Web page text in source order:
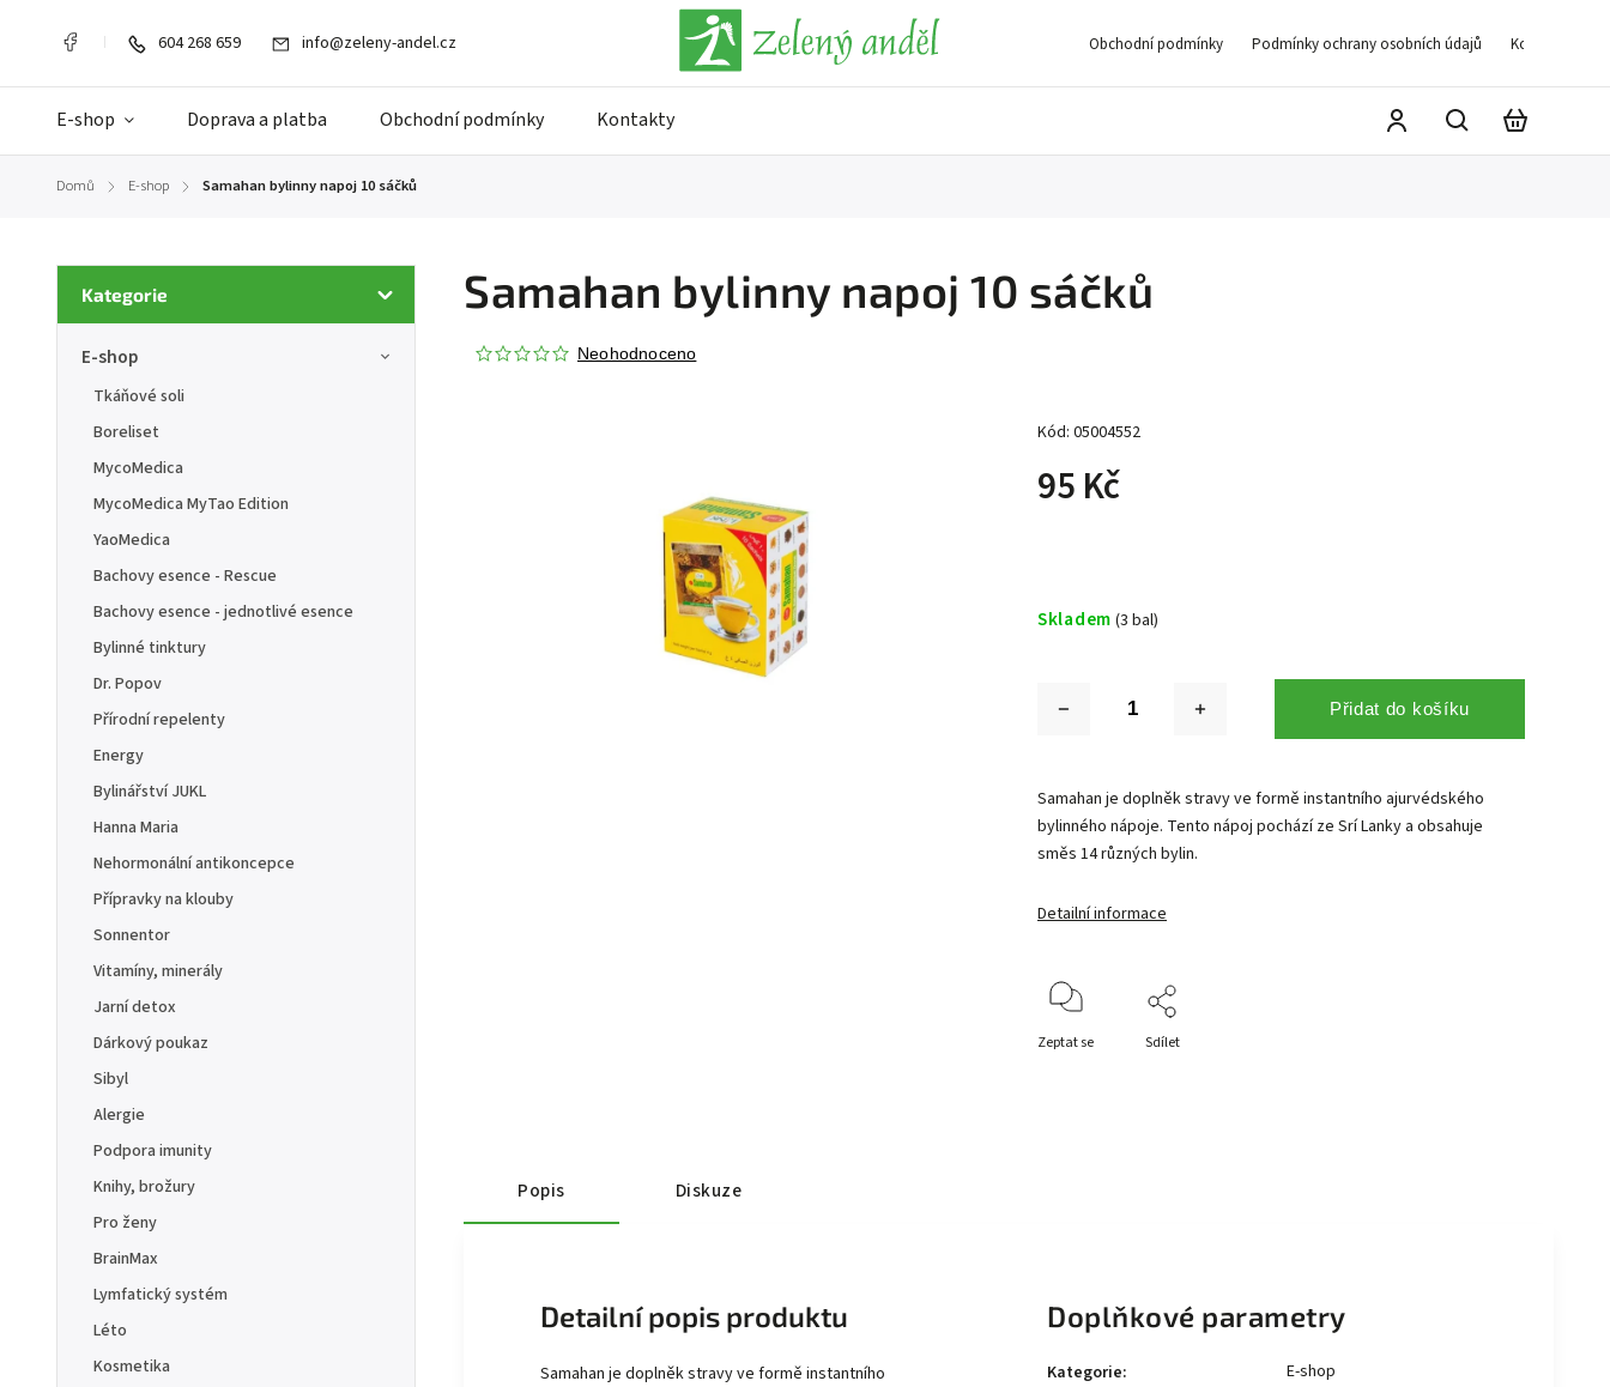
604 268 659 info@zeleny-andel.cz Obchodní podmínky Podmínky ochrany osobních údajů Kontakty
E-shop Doprava a platba Obchodní podmínky Kontakty
Domů / E-shop / Samahan bylinny napoj 10 sáčků
Kategorie
E-shop
Tkáňové soli
Boreliset
MycoMedica
MycoMedica MyTao Edition
YaoMedica
Bachovy esence - Rescue
Bachovy esence - jednotlivé esence
Bylinné tinktury
Dr. Popov
Přírodní repelenty
Energy
Bylinářství JUKL
Hanna Maria
Nehormonální antikoncepce
Přípravky na klouby
Sonnentor
Vitamíny, minerály
Jarní detox
Dárkový poukaz
Sibyl
Alergie
Podpora imunity
Knihy, brožury
Pro ženy
BrainMax
Lymfatický systém
Léto
Kosmetika
Samahan bylinny napoj 10 sáčků
Neohodnoceno
Kód: 05004552
95 Kč
Skladem (3 bal)
Přidat do košíku
Samahan je doplněk stravy ve formě instantního ajurvédského
bylinného nápoje. Tento nápoj pochází ze Srí Lanky a obsahuje
směs 14 různých bylin.
Detailní informace
Zeptat se Sdílet
Popis Diskuze
Detailní popis produktu
Samahan je doplněk stravy ve formě instantního
Doplňkové parametry
Kategorie:
E-shop